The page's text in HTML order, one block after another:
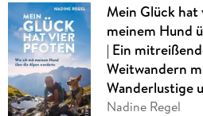
Mein Glück
meinem Hund
| Ein
Weitwandern
Wanderlustige
Nadine Regel